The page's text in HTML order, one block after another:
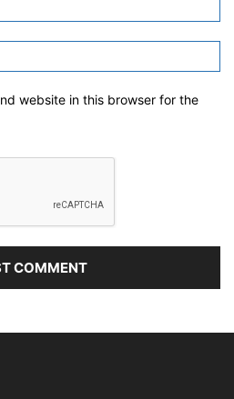
website in this browser for the